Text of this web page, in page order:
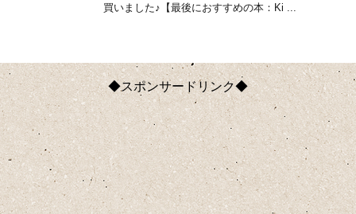
買いました♪【最後におすすめの本：Ki ...
◆スポンサードリンク◆